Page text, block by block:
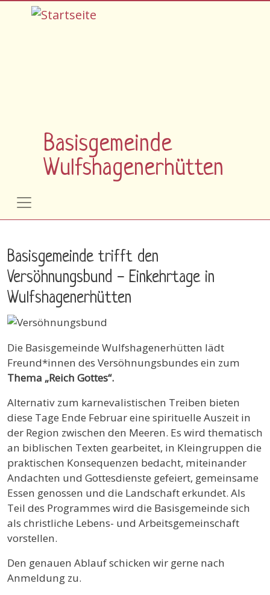
Direkt zum Inhalt
Basisgemeinde
Wulfshagenerhütten
Basisgemeinde trifft den
Versöhnungsbund - Einkehrtage in
Wulfshagenerhütten
Die Basisgemeinde Wulfshagenerhütten lädt
Freund*innen des Versöhnungsbundes ein zum
Thema „Reich Gottes“.
Alternativ zum karnevalistischen Treiben bieten
diese Tage Ende Februar eine spirituelle Auszeit in
der Region zwischen den Meeren. Es wird thematisch
an biblischen Texten gearbeitet, in Kleingruppen die
praktischen Konsequenzen bedacht, miteinander
Andachten und Gottesdienste gefeiert, gemeinsame
Essen genossen und die Landschaft erkundet. Als
Teil des Programmes wird die Basisgemeinde sich
als christliche Lebens- und Arbeitsgemeinschaft
vorstellen.
Den genauen Ablauf schicken wir gerne nach
Anmeldung zu.